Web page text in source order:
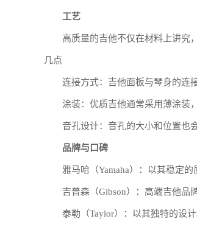
工艺
高质量的吉他不仅在材料上讲究
几点
连接方式：吉他面板与琴身的连
涂装：优质吉他通常采用薄涂装
音孔设计：音孔的大小和位置也
品牌与口碑
雅马哈（Yamaha）：以其稳定
吉普森（Gibson）：高端吉他品
泰勒（Taylor）：以其独特的设